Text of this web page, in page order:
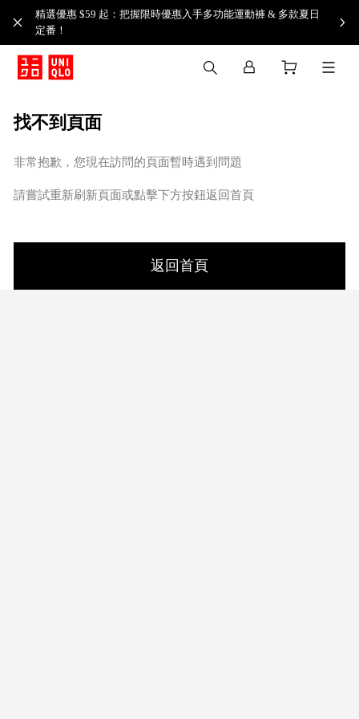
精選優惠 $59 起：把握限時優惠入手多功能運動褲 & 多款夏日
定番！​
找不到頁面
非常抱歉，您現在訪問的頁面暫時遇到問題
請嘗試重新刷新頁面或點擊下方按鈕返回首頁
返回首頁